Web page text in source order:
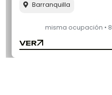
Barranquilla
misma ocupación •
VER
VER